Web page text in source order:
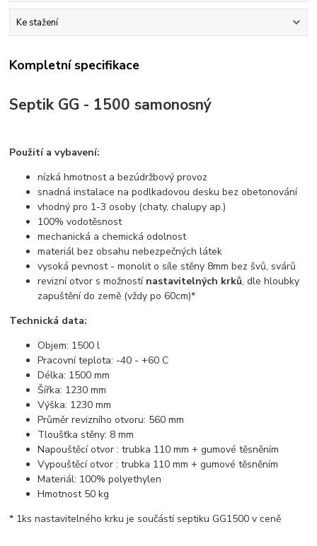
Ke stažení
Kompletní specifikace
Septik GG - 1500 samonosný
Použití a vybavení:
nízká hmotnost a bezúdržbový provoz
snadná instalace na podlkadovou desku bez obetonování
vhodný pro 1-3 osoby (chaty, chalupy ap.)
100% vodotěsnost
mechanická a chemická odolnost
materiál bez obsahu nebezpečných látek
vysoká pevnost - monolit o síle stěny 8mm bez švů, svárů
revizní otvor s možností nastavitelných krků, dle hloubky
zapuštění do země (vždy po 60cm)*
Technická data:
Objem: 1500 l
Pracovní teplota: -40 - +60 C
Délka: 1500 mm
Šířka: 1230 mm
Výška: 1230 mm
Průměr revizního otvoru: 560 mm
Tloušťka stěny: 8 mm
Napouštěcí otvor : trubka 110 mm + gumové těsněním
Vypouštěcí otvor : trubka 110 mm + gumové těsněním
Materiál: 100% polyethylen
Hmotnost 50 kg
* 1ks nastavitelného krku je součástí septiku GG1500 v ceně